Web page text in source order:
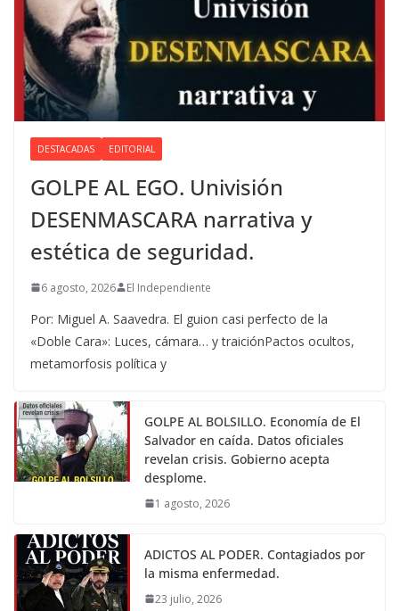
DESTACADAS EDITORIAL
GOLPE AL EGO. Univisión
DESENMASCARA narrativa y
estética de seguridad.
6 agosto, 2026 El Independiente
Por: Miguel A. Saavedra. El guion casi perfecto de la
«Doble Cara»: Luces, cámara… y traiciónPactos ocultos,
metamorfosis política y
GOLPE AL BOLSILLO. Economía de El
Salvador en caída. Datos oficiales
revelan crisis. Gobierno acepta
desplome.
1 agosto, 2026
ADICTOS AL PODER. Contagiados por
la misma enfermedad.
23 julio, 2026